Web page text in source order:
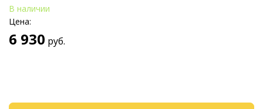
В наличии
Цена:
6 930 руб.